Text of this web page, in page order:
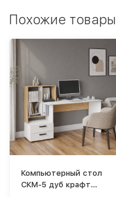
Похожие товары
Компьютерный стол
СКМ-5 дуб крафт